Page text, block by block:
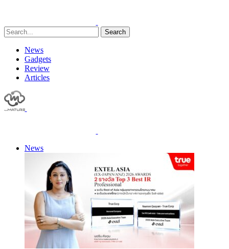
Search
News
Gadgets
Review
Articles
News